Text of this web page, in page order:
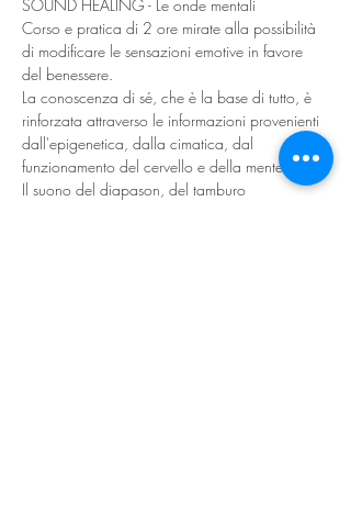
SOUND HEALING - Le onde mentali
Corso e pratica di 2 ore mirate alla possibilità
di modificare le sensazioni emotive in favore
del benessere.
La conoscenza di sé, che è la base di tutto, è
rinforzata attraverso le informazioni provenienti
dall'epigenetica, dalla cimatica, dal
funzionamento del cervello e della mente.
Il suono del diapason, del tamburo